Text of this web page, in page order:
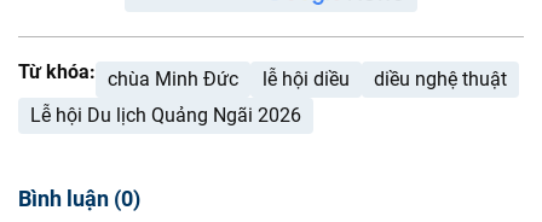
Từ khóa: chùa Minh Đức lễ hội diều
diều nghệ thuật
Lễ hội Du lịch Quảng Ngãi 2026
Bình luận (0)